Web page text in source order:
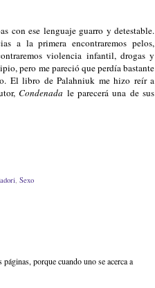
con ese lenguaje guarro y detestable.
a la primera encontraremos pelos,
violencia infantil, drogas y
pero me pareció que perdía bastante
El libro de Palahniuk me hizo reír a
Condenada le parecerá una de sus
, Sexo
porque cuando uno se acerca a